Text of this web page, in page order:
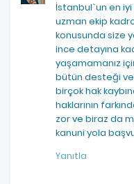
İstanbul`un en iyi
uzman ekip
konusunda size
ince detayına
yaşamamanız
bütün desteği
birçok hak
haklarının
zor ve biraz da
kanuni yola
Yanıtla